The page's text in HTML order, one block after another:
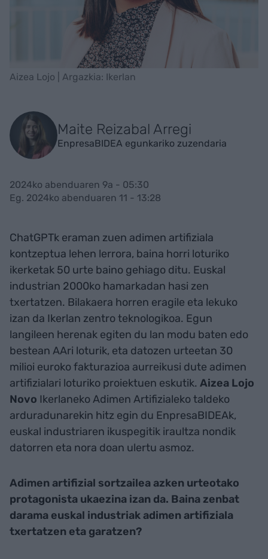
Aizea Lojo | Argazkia: Ikerlan
Maite Reizabal Arregi
EnpresaBIDEA egunkariko zuzendaria
2024ko abenduaren 9a - 05:30
Eg. 2024ko abenduaren 11 - 13:28
ChatGPTk eraman zuen adimen artifiziala
kontzeptua lehen lerrora, baina horri loturiko
ikerketak 50 urte baino gehiago ditu. Euskal
industrian 2000ko hamarkadan hasi zen
txertatzen. Bilakaera horren eragile eta lekuko
izan da Ikerlan zentro teknologikoa. Egun
langileen herenak egiten du lan modu baten edo
bestean AAri loturik, eta datozen urteetan 30
milioi euroko fakturazioa aurreikusi dute adimen
artifizialari loturiko proiektuen eskutik. Aizea Lojo
Novo Ikerlaneko Adimen Artifizialeko taldeko
arduradunarekin hitz egin du EnpresaBIDEAk,
euskal industriaren ikuspegitik iraultza nondik
datorren eta nora doan ulertu asmoz.
Adimen artifizial sortzailea azken urteotako
protagonista ukaezina izan da. Baina zenbat
darama euskal industriak adimen artifiziala
txertatzen eta garatzen?